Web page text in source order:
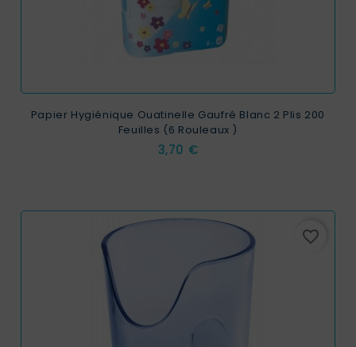
Papier Hygiénique Ouatinelle Gaufré Blanc 2 Plis 200
Feuilles (6 Rouleaux )
Prix
3,70 €
favorite_border